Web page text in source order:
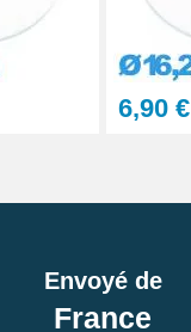
6,90 €
Envoyé de
France